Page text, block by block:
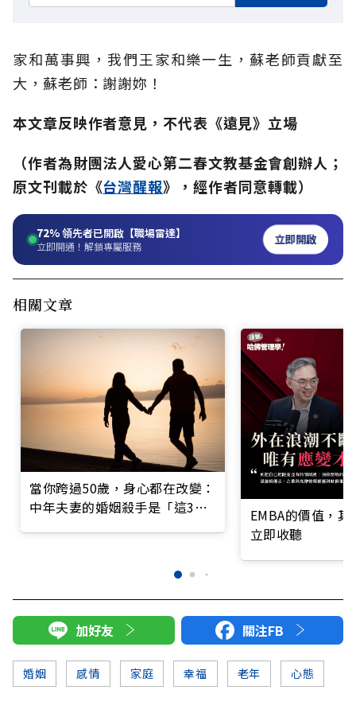
家和萬事興，我們王家和樂一生，蘇老師貢獻至
大，蘇老師：謝謝妳！
本文章反映作者意見，不代表《遠見》立場
（作者為財團法人愛心第二春文教基金會創辦人；
原文刊載於《台灣醒報》，經作者同意轉載）
72%領先者已開啟【職場雷達】
立即開通！解鎖專屬服務 立即開啟
相關文章
當你跨過50歲，身心都在改變：
中年夫妻的婚姻殺手是「這3個
EMBA的價值，
立即收聽
加好友 關注FB
婚姻 感情 家庭 幸福 老年 心態